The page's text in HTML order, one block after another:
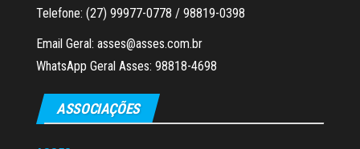
Telefone: (27) 99977-0778 / 98819-0398
Email Geral: asses@asses.com.br
WhatsApp Geral Asses: 98818-4698
ASSOCIAÇÕES